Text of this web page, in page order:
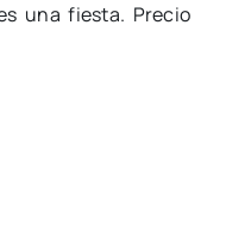
una fiesta. Precio